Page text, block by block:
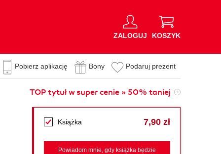
ZALOGUJ KOSZYK
Pobierz aplikację Bony Podaruj prezent
TOP tytuł w super cenie » 50% taniej
Książka 7,90 zł
Powiadom mnie, gdy książka będzie